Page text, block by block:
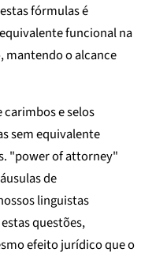
fórmulas é
funcional na
mantendo o alcance
e selos
sem equivalente
"power of attorney"
de
linguistas
questões,
efeito jurídico que o